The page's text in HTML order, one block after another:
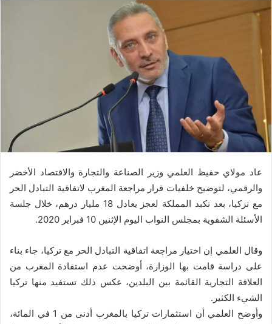
عاد مولاي حفيظ العلمي وزير الصناعة والتجارة والاقتصاد الأخضر
والرقمي، لتوضيح خلفيات قرار مراجعة المغرب لاتفاقية التبادل الحر
مع تركيا، بعد تكبد المملكة لعجز يعادل 18 مليار درهم، خلال جلسة
الأسئلة الشفوية بمجلس النواب اليوم الإثنين 10 فبراير 2020.
وقال العلمي إن اختيار مراجعة اتفاقية التبادل الحر مع تركيا، جاء بناء
على دراسة قامت بها الوزارة، أوضحت عدم استفادة المغرب من
العلاقة التجارية القائمة بين البلدين، عكس ذلك تستفيد منها تركيا
الشيء الكثير.
وأوضح العلمي أن استثمارات تركيا بالمغرب أدنى من 1 في المائة،